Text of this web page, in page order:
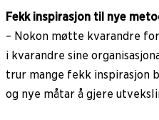
Fekk inspirasjon til nye
– Nokon møtte kvarandre
i kvarandre sine
trur mange fekk inspirasjon
og nye måtar å gjere